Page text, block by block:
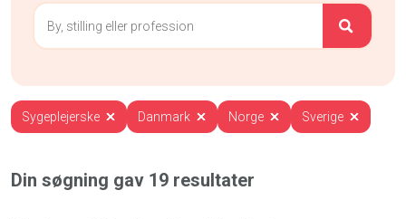
Sygeplejerske Danmark Norge Sverige
Din søgning gav 19 resultater